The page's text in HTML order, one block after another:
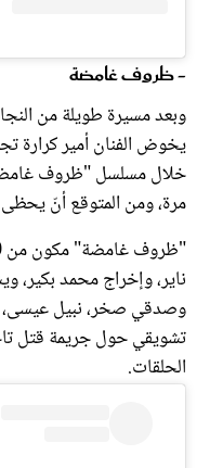
- ظروف غامضة
وبعد مسيرة طويلة من
يخوض الفنان أمير كرارة
خلال مسلسل "ظروف
مرة، ومن المتوقع أنّ
ناير، وإخراج محمد بكير،
وصدقي صخر، نبيل عيسى،
تشويقي حول جريمة قتل
الحلقات.